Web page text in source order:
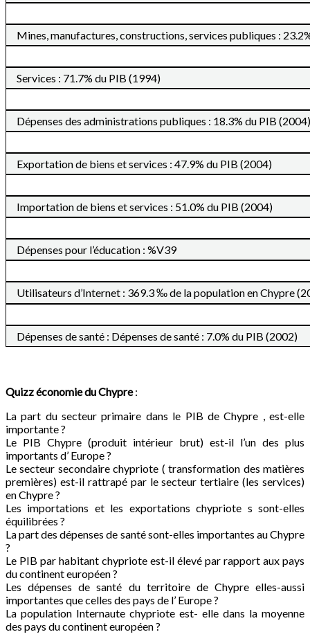
Mines, manufactures, constructions, services publiques :
Services : 71.7% du PIB (1994)
Dépenses des administrations publiques : 18.3% du PIB (2004)
Exportation de biens et services : 47.9% du PIB (2004)
Importation de biens et services : 51.0% du PIB (2004)
Dépenses pour l’éducation : %V39
Utilisateurs d’Internet : 369.3 ‰ de la population en Chypre
Dépenses de santé : Dépenses de santé : 7.0% du PIB (2002)
Quizz économie duChypre :
La part du secteur primaire dans le PIB de Chypre , est-elle
importante ?
Le PIB Chypre (produit intérieur brut) est-il l’un des plus
importants d’ Europe ?
Le secteur secondaire chypriote ( transformation des matières
premières) est-il rattrapé par le secteur tertiaire (les services)
en Chypre ?
Les importations et les exportations chypriote s sont-elles
équilibrées ?
La part des dépenses de santé sont-elles importantes au Chypre
?
Le PIB par habitant chypriote est-il élevé par rapport aux pays
du continent européen ?
Les dépenses de santé du territoire de Chypre elles-aussi
importantes que celles des pays de l’ Europe ?
La population Internaute chypriote est- elle dans la moyenne
des pays du continent européen ?